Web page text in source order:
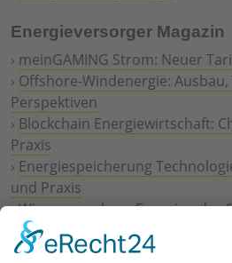
Energieversorger Magazin
› meinGAMING Strom: Neuer
› Offshore-Windenergie:
Perspektiven
› Blockchain Energiewirtschaft:
Praxis
› Energiespeicherung
und Praxis
›Wie erneuerbare Energien das
Digitalisierung
Prozesse